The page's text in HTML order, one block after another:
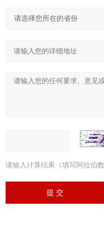
请输入计算结果（填写阿拉伯